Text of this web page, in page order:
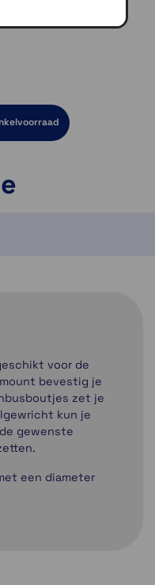
16 tot 32 mm.
voor de
bevestig je
zet je
kun je
gewenste
een diameter